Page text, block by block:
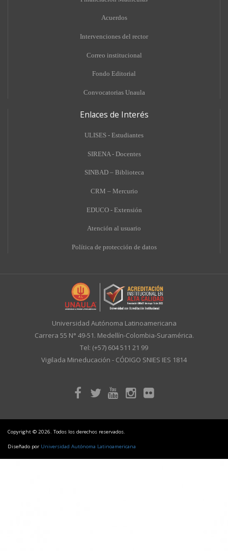
Acuerdos
Intervenciones del rector
Correo institucional
Fondo Editorial
Convocatorias Unaula
Enlaces de Interés
ULISES - Estudiantes
SIRENA - Docentes
SINBAD – Biblioteca
CRM – Mercurio
EDUCO - Extensión
Atención al usuario
Política de protección de datos
Universidad Autónoma Latinoamericana
Carrera 55 N° 49-51. Medellín-Colombia-Suramérica.
Tel: (+57) 604 511 21 99
Vigilada Mineducación - CÓDIGO SNIES IES 1814
Copyright © 2026. Todos los derechos reservados.
Diseñado por Universidad Autónoma Latinoamericana